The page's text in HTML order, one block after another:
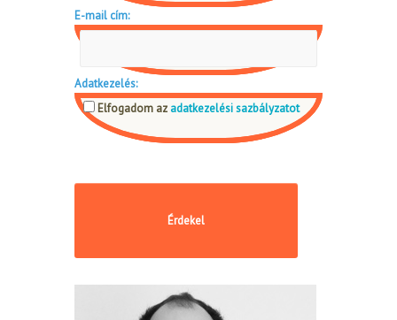
E-mail cím:
Adatkezelés:
Elfogadom az adatkezelési sazbályzatot